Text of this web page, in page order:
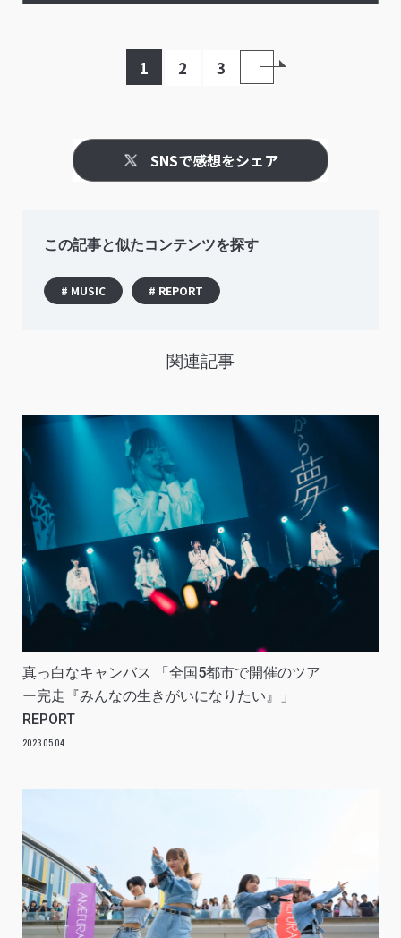
1 2 3
SNSで感想をシェア
この記事と似たコンテンツを探す
# MUSIC # REPORT
関連記事
真っ白なキャンバス 「全国5都市で開催のツア
ー完走『みんなの生きがいになりたい』」
REPORT
2023.05.04